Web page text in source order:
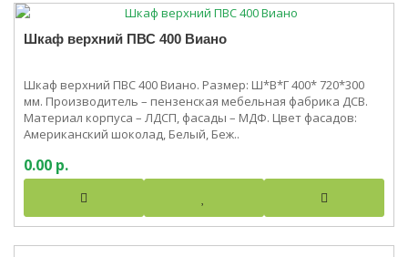
Шкаф верхний ПВС 400 Виано
Шкаф верхний ПВС 400 Виано. Размер: Ш*В*Г 400* 720*300
мм. Производитель – пензенская мебельная фабрика ДСВ.
Материал корпуса – ЛДСП, фасады – МДФ. Цвет фасадов:
Американский шоколад, Белый, Беж..
0.00 р.